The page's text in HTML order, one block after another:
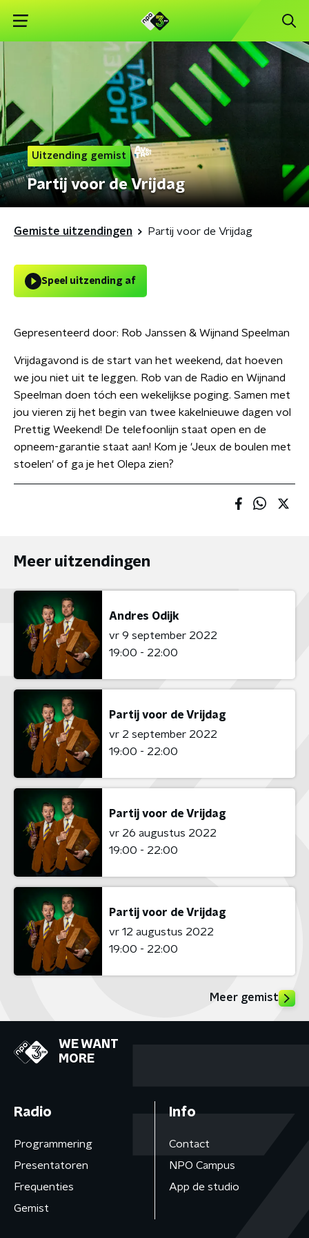
Uitzending gemist
Partij voor de Vrijdag
Gemiste uitzendingen Partij voor de Vrijdag
Speel uitzending af
Gepresenteerd door: Rob Janssen & Wijnand Speelman
Vrijdagavond is de start van het weekend, dat hoeven
we jou niet uit te leggen. Rob van de Radio en Wijnand
Speelman doen tóch een wekelijkse poging. Samen met
jou vieren zij het begin van twee kakelnieuwe dagen vol
Prettig Weekend! De telefoonlijn staat open en de
opneem-garantie staat aan! Kom je 'Jeux de boulen met
stoelen' of ga je het Olepa zien?
Meer uitzendingen
Andres Odijk
vr 9 september 2022
19:00 - 22:00
Partij voor de Vrijdag
vr 2 september 2022
19:00 - 22:00
Partij voor de Vrijdag
vr 26 augustus 2022
19:00 - 22:00
Partij voor de Vrijdag
vr 12 augustus 2022
19:00 - 22:00
Meer gemist
WE WANT
MORE
Radio
Programmering
Presentatoren
Frequenties
Gemist
Info
Contact
NPO Campus
App de studio